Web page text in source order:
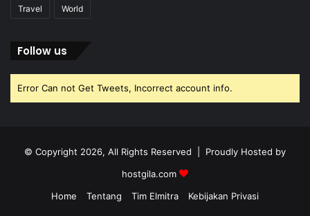
Travel World
Follow us
Error Can not Get Tweets, Incorrect account info.
© Copyright 2026, All Rights Reserved | Proudly Hosted by
hostgila.com
Home
Tentang Tim Elmitra Kebijakan Privasi